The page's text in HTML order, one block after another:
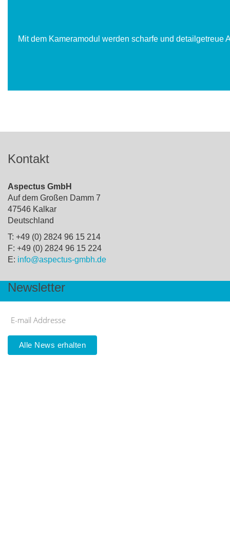
Mit dem Kameramodul werden scharfe und detailgetreue
Kontakt
Aspectus GmbH
Auf dem Großen Damm 7
47546 Kalkar
Deutschland
T: +49 (0) 2824 96 15 214
F: +49 (0) 2824 96 15 224
E: info@aspectus-gmbh.de
Newsletter